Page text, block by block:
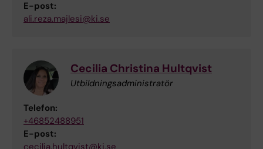
E-post:
ali.reza.majlesi@ki.se
Cecilia Christina Hultqvist
Utbildningsadministratör
Telefon:
+46852488951
E-post:
cecilia.hultqvist@ki.se